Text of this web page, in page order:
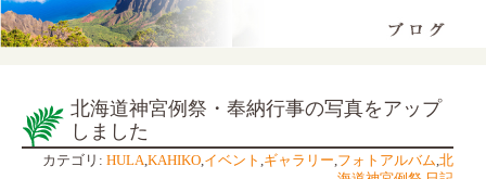
北海道神宮例祭・奉納行事の写真をアップ
しました
カテゴリ: HULA,KAHIKO,イベント ,ギャラリー,フォトアルバム,北